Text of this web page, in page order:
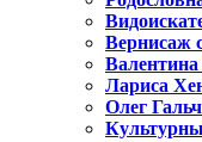
Вернисаж
Лариса
Олег